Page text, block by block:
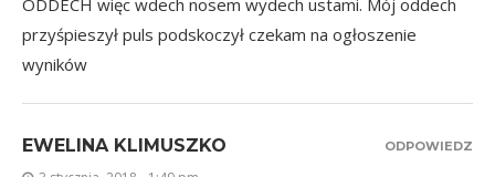
przyśpieszył puls podskoczył czekam na ogłoszenie
wyników
EWELINA KLIMUSZKO ODPOWIEDZ